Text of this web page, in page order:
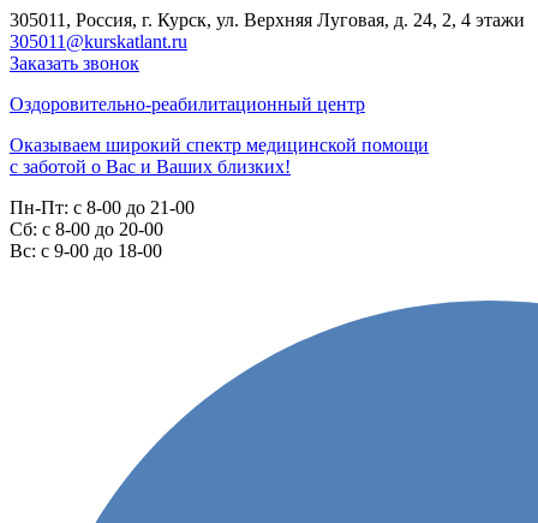
305011, Россия, г. Курск, ул. Верхняя Луговая, д. 24, 2, 4 этажи
305011@kurskatlant.ru
Заказать звонок
Оздоровительно-реабилитационный центр
Оказываем широкий спектр медицинской помощи
с заботой о Вас и Ваших близких!
Пн-Пт: с 8-00 до 21-00
Cб: с 8-00 до 20-00
Вс: с 9-00 до 18-00